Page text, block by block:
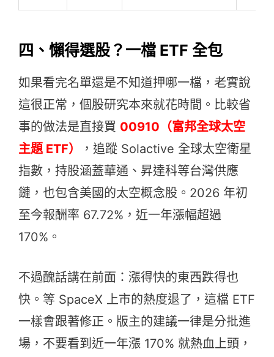
四、懶得選股？一檔 ETF 全包
如果看完名單還是不知道押哪一檔，老實說
這很正常，個股研究本來就花時間。比較省
事的做法是直接買 00910（富邦全球太空
主題 ETF）
，追蹤 Solactive 全球太空衛星
指數，持股涵蓋華通、昇達科等台灣供應
鏈，也包含美國的太空概念股。2026 年初
至今報酬率 67.72%，近一年漲幅超過
170%。
不過醜話講在前面：漲得快的東西跌得也
快。等 SpaceX 上市的熱度退了，這檔 ETF
一樣會跟著修正。版主的建議一律是分批進
場，不要看到近一年漲 170% 就熱血上頭，